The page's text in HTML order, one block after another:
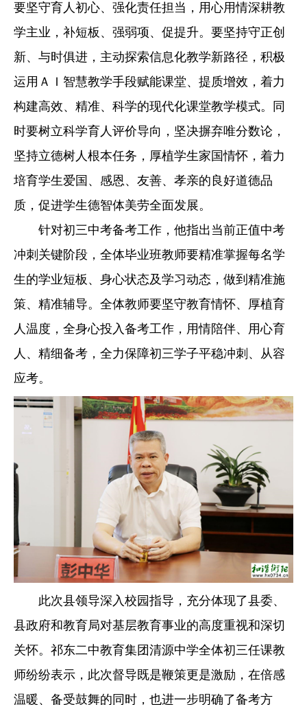
要坚守育人初心、强化责任担当，用心用情深耕教
学主业，补短板、强弱项、促提升。要坚持守正创
新、与时俱进，主动探索信息化教学新路径，积极
运用ＡＩ智慧教学手段赋能课堂、提质增效，着力
构建高效、精准、科学的现代化课堂教学模式。同
时要树立科学育人评价导向，坚决摒弃唯分数论，
坚持立德树人根本任务，厚植学生家国情怀，着力
培育学生爱国、感恩、友善、孝亲的良好道德品
质，促进学生德智体美劳全面发展。
针对初三中考备考工作，他指出当前正值中考
冲刺关键阶段，全体毕业班教师要精准掌握每名学
生的学业短板、身心状态及学习动态，做到精准施
策、精准辅导。全体教师要坚守教育情怀、厚植育
人温度，全身心投入备考工作，用情陪伴、用心育
人、精细备考，全力保障初三学子平稳冲刺、从容
应考。
此次县领导深入校园指导，充分体现了县委、
县政府和教育局对基层教育事业的高度重视和深切
关怀。祁东二中教育集团清源中学全体初三任课教
师纷纷表示，此次督导既是鞭策更是激励，在倍感
温暖、备受鼓舞的同时，也进一步明确了备考方